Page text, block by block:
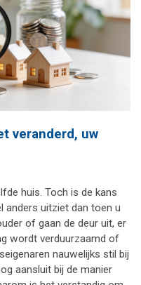
veranderd, uw
huis. Toch is de kans
anders uitziet dan toen u
of gaan de deur uit, er
wordt verduurzaamd of
nauwelijks stil bij
aansluit bij de manier